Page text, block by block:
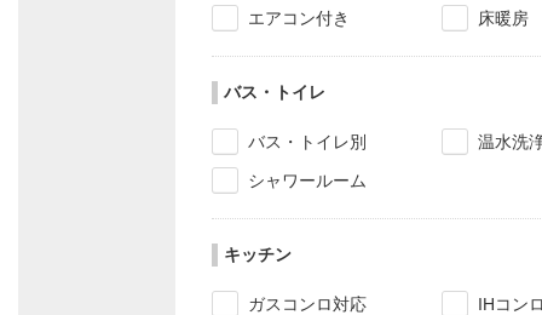
エアコン付き 床暖房
バス・トイレ
バス・トイレ別
温水洗
シャワールーム
キッチン
ガスコンロ対応
IHコン